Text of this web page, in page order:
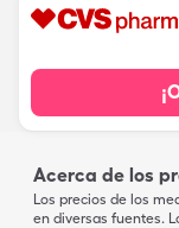
Acerca de los
Los precios de los
en diversas fuentes.